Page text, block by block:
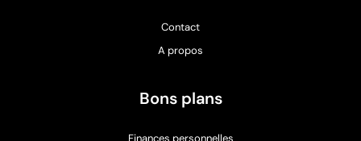
Contact
A propos
Bons plans
Finances personnelles